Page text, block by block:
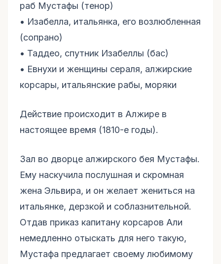
раб Мустафы (тенор)
• Изабелла, итальянка, его возлюбленная
(сопрано)
• Таддео, спутник Изабеллы (бас)
• Евнухи и женщины сераля, алжирские
корсары, итальянские рабы, моряки
Действие происходит в Алжире в
настоящее время (1810-е годы).
Зал во дворце алжирского бея Мустафы.
Ему наскучила послушная и скромная
жена Эльвира, и он желает жениться на
итальянке, дерзкой и соблазнительной.
Отдав приказ капитану корсаров Али
немедленно отыскать для него такую,
Мустафа предлагает своему любимому